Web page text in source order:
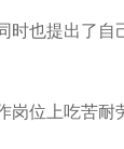
也提出了自
位上吃苦耐